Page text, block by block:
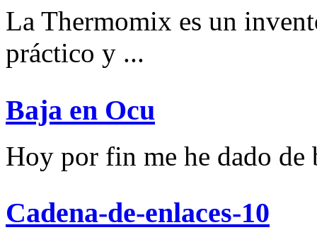
La Thermomix es un
práctico y ...
Baja en Ocu
Hoy por fin me he dado de
Cadena-de-enlaces-10